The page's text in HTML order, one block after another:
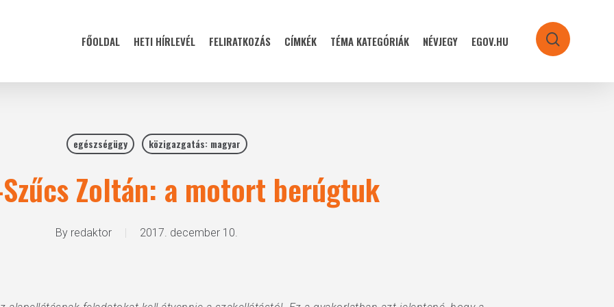
FŐOLDAL HETI HÍRLEVÉL FELIRATKOZÁS CÍMKÉK TÉMA KATEGÓRIÁK NÉVJEGY EGOV.HU search
egészségügy közigazgatás: magyar
Zoltán: a motort berúgtuk
By redaktor 2017. december 10.